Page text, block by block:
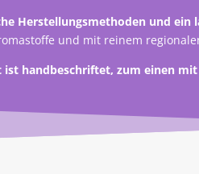
Herstellungsmethoden und ein
und mit reinem
ist handbeschriftet, zum einen